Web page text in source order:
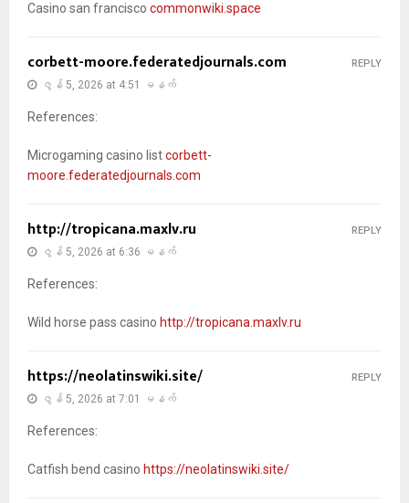
Casino san francisco commonwiki.space
corbett-moore.federatedjournals.com
ဇွန် 5, 2026 at 4:51 မနက်
References:
Microgaming casino listcorbett-
moore.federatedjournals.com
REPLY
http://tropicana.maxlv.ru
ဇွန် 5, 2026 at 6:36 မနက်
References:
Wild horse pass casino http://tropicana.maxlv.ru
REPLY
https://neolatinswiki.site/
ဇွန် 5, 2026 at 7:01 မနက်
References:
Catfish bend casino https://neolatinswiki.site/
REPLY